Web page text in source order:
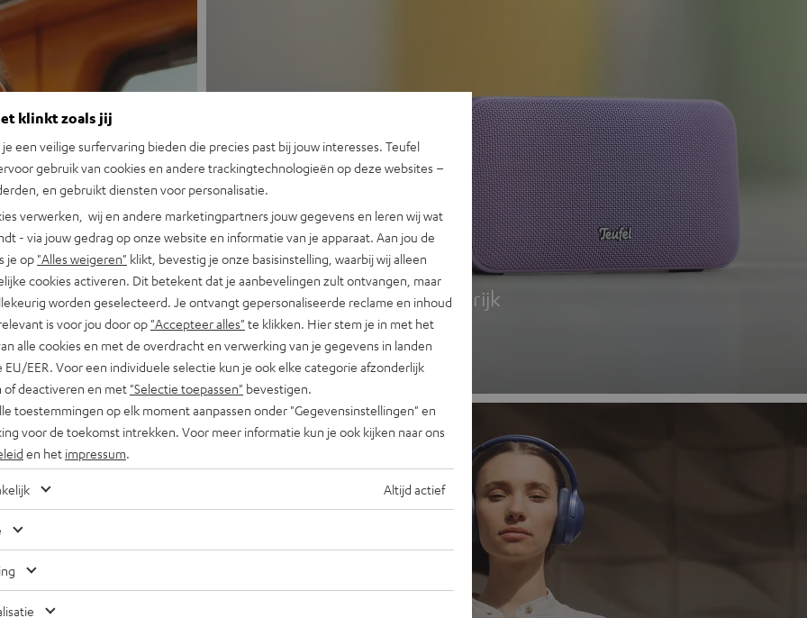
MOTIV® GO 2
Portable, krachtig, kleurrijk
Nu ontdekken
klinkt zoals jij
je een veilige surfervaring bieden die precies past bij jouw interesses. Teufel
gebruik van cookies en andere trackingtechnologieën op deze websites –
en gebruikt diensten voor personalisatie.
verwerken, wij en andere marketingpartners jouw gegevens en leren wij wat
- via jouw gedrag op onze website en informatie van je apparaat. Aan jou de
je op "Alles weigeren" klikt, bevestig je onze basisinstelling, waarbij wij alleen
cookies activeren. Dit betekent dat je aanbevelingen zult ontvangen, maar
worden geselecteerd. Je ontvangt gepersonaliseerde reclame en inhoud
is voor jou door op "Accepteer alles" te klikken. Hier stem je in met het
alle cookies en met de overdracht en verwerking van je gegevens in landen
EU/EER. Voor een individuele selectie kun je ook elke categorie afzonderlijk
of deactiveren en met "Selectie toepassen" bevestigen.
toestemmingen op elk moment aanpassen onder "Gegevensinstellingen" en
voor de toekomst intrekken. Voor meer informatie kun je ook kijken naar ons
en het impressum
Altijd actief